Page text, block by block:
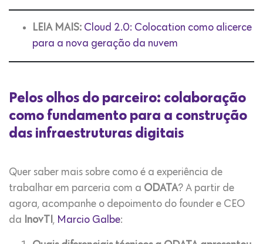
LEIA MAIS: Cloud 2.0: Colocation como alicerce
para a nova geração da nuvem
Pelos olhos do parceiro: colaboração
como fundamento para a construção
das infraestruturas digitais
Quer saber mais sobre como é a experiência de
trabalhar em parceria com a ODATA? A partir de
agora, acompanhe o depoimento do founder e CEO
da
InovTI , Marcio Galbe: